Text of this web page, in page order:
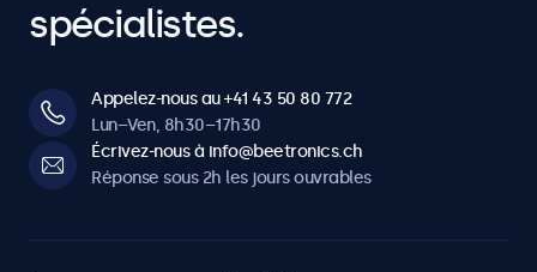
spécialistes.
Appelez-nous au +41 43 50 80 772
Lun–Ven, 8h30–17h30
Écrivez-nous à info@beetronics.ch
Réponse sous 2h les jours ouvrables